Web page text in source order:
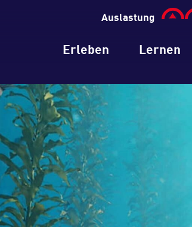
Auslastung
Erleben Lernen